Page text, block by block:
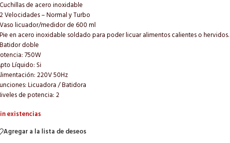
Cuchillas de acero inoxidable
2 Velocidades – Normal y Turbo
Vaso licuador/medidor de 600 ml
Pie en acero inoxidable soldado para poder licuar alimentos calientes o hervidos.
Batidor doble
750W
Líquido: Si
220V 50Hz
Licuadora / Batidora
de potencia: 2
existencias
Agregar a la lista de deseos